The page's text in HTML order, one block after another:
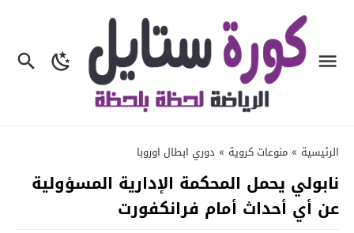
الرئيسية » منوعات كروية » دوري ابطال اوروبا
نابولي يحمل المحكمة الإدارية المسؤولية
عن أي أحداث أمام فرانكفورت